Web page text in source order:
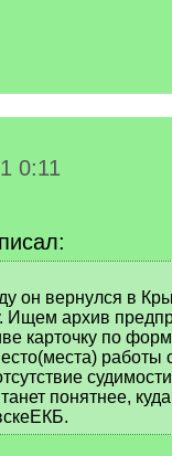
0:11
он вернулся в
Ищем архив
карточку по
работы
понятнее,